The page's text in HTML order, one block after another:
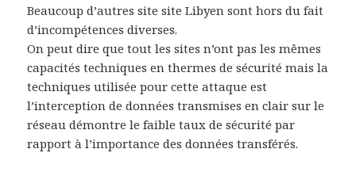
Beaucoup d’autres site site Libyen sont hors du fait
d’incompétences diverses.
On peut dire que tout les sites n’ont pas les mêmes
capacités techniques en thermes de sécurité mais la
techniques utilisée pour cette attaque est
l’interception de données transmises en clair sur le
réseau démontre le faible taux de sécurité par
rapport à l’importance des données transférés.